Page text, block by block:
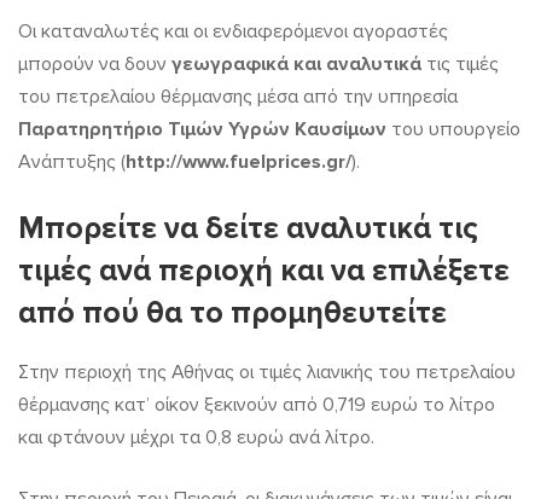
περιοχή
–
δείτε
τις
Οι καταναλωτές και οι ενδιαφερόμενοι αγοραστές
μπορούν να δουν γεωγραφικά και αναλυτικά τις τιμές
του πετρελαίου θέρμανσης μέσα από την υπηρεσία
Παρατηρητήριο Τιμών Υγρών Καυσίμων του υπουργείο
Ανάπτυξης (http://www.fuelprices.gr/).
Μπορείτε να δείτε αναλυτικά τις
τιμές ανά περιοχή και να επιλέξετε
από πού θα το προμηθευτείτε
Στην περιοχή της Αθήνας οι τιμές λιανικής του πετρελαίου
θέρμανσης κατ’ οίκον ξεκινούν από 0,719 ευρώ το λίτρο
και φτάνουν μέχρι τα 0,8 ευρώ ανά λίτρο.